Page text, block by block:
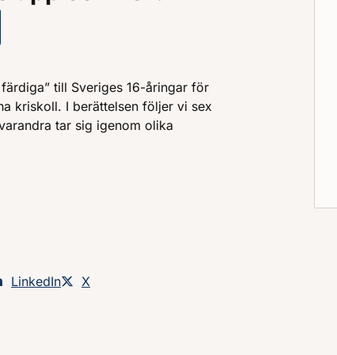
göra om vardagen vänds upp och ner?
till Sveriges 16-åringar för
kriskoll. I berättelsen följer vi sex
tar sig igenom olika
Dela sidan på
LinkedIn Dela sidan på
X